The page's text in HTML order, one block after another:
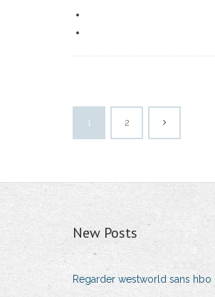
1 2
New Posts
Regarder westworld sans hbo